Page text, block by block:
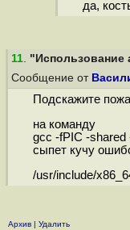
да,
11. "Использование
Сообщение от
Подскажите
на команду
gcc -fPIC -shared
сыпет кучу
/usr/include/
Архив | Удалить